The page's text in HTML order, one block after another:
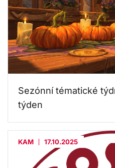
Sezónní tématické
týden
KAM 17.10.2025